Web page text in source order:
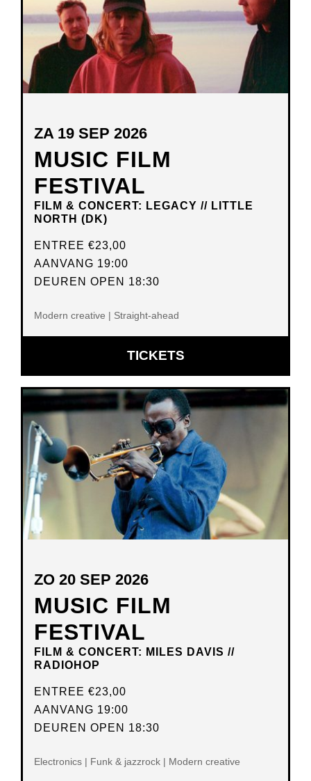
MUSIC FILM
FESTIVAL
FILM & CONCERT: LEGACY // LITTLE
NORTH (DK)
ZA 19 SEP 2026
ENTREE €23,00
AANVANG 19:00
DEUREN OPEN 18:30
Modern creative | Straight-ahead
TICKETSOPENT
IN
NIEUW
VENSTER
MUSIC FILM
FESTIVAL
FILM & CONCERT: MILES DAVIS //
RADIOHOP
ZO 20 SEP 2026
ENTREE €23,00
AANVANG 19:00
DEUREN OPEN 18:30
Electronics | Funk & jazzrock | Modern creative